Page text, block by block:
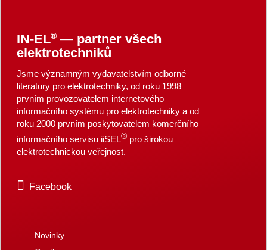
IN-EL®— partner všech
elektrotechniků
Jsme významným vydavatelstvím odborné
literatury pro elektrotechniky, od roku 1998
prvním provozovatelem internetového
informačního systému pro elektrotechniky a od
roku 2000 prvním poskytovatelem komerčního
informačního servisu iiSEL®pro širokou
elektrotechnickou veřejnost.
Facebook
Novinky